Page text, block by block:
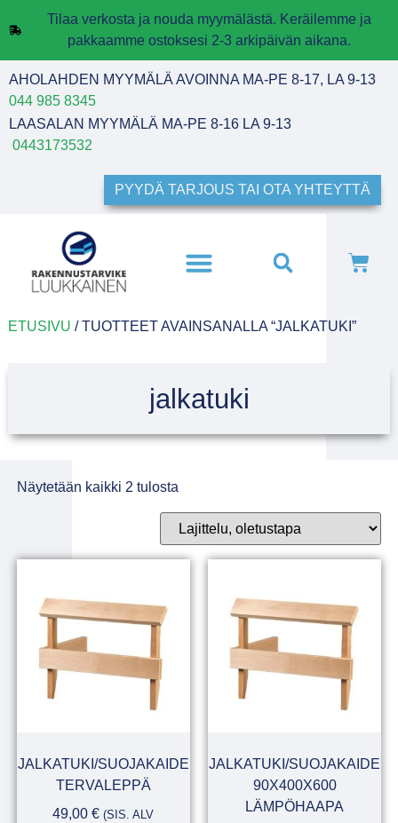
Tilaa verkosta ja nouda myymälästä. Keräilemme ja
pakkaamme ostoksesi 2-3 arkipäivän aikana.
AHOLAHDEN MYYMÄLÄ AVOINNA MA-PE 8-17, LA 9-13
044 985 8345
LAASALAN MYYMÄLÄ MA-PE 8-16 LA 9-13
0443173532
PYYDÄ TARJOUS TAI OTA YHTEYTTÄ
ETUSIVU / TUOTTEET AVAINSANALLA “JALKATUKI”
jalkatuki
Näytetään kaikki 2 tulosta
JALKATUKI/SUOJAKAIDE
TERVALEPPÄ
49,00€ (SIS. ALV
JALKATUKI/SUOJAKAIDE
90X400X600
LÄMPÖHAAPA